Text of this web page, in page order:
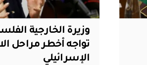
وزيرة الخارجية
تواجه أخطر مراحل
الإسرائيلي